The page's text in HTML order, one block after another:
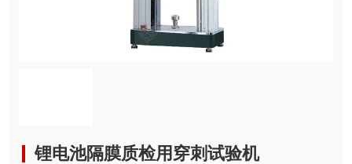
锂电池隔膜质检用穿刺试验机